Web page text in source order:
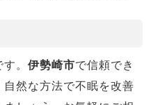
。 伊勢崎市で信頼でき
然な方法で不眠を改善